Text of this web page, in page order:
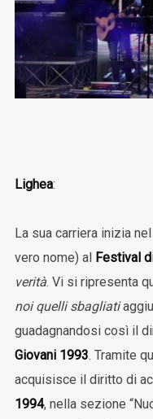
Lighea:
La sua carriera inizia nel
vero nome) al Festival
verità. Vi si ripresenta
noi quelli sbagliati
guadagnandosi così il
Giovani 1993. Tramite
acquisisce il diritto di
1994, nella sezione